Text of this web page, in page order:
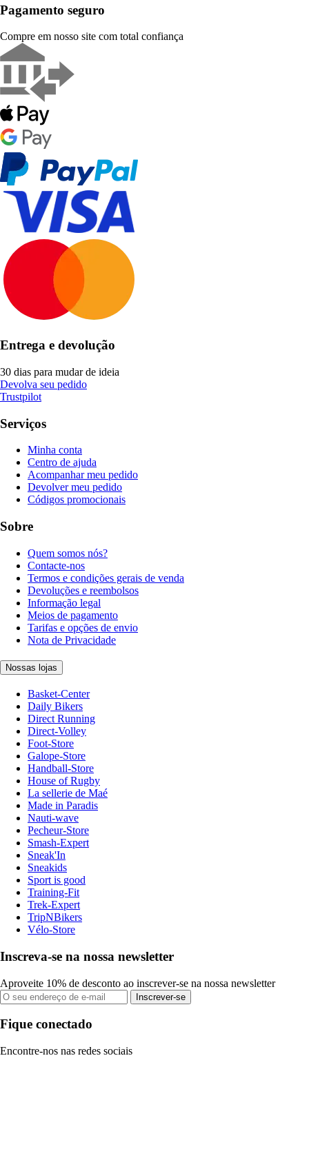
Pagamento seguro
Compre em nosso site com total confiança
Entrega e devolução
30 dias para mudar de ideia
Devolva seu pedido
Trustpilot
Serviços
Minha conta
Centro de ajuda
Acompanhar meu pedido
Devolver meu pedido
Códigos promocionais
Sobre
Quem somos nós?
Contacte-nos
Termos e condições gerais de venda
Devoluções e reembolsos
Informação legal
Meios de pagamento
Tarifas e opções de envio
Nota de Privacidade
Nossas lojas
Basket-Center
Daily Bikers
Direct Running
Direct-Volley
Foot-Store
Galope-Store
Handball-Store
House of Rugby
La sellerie de Maé
Made in Paradis
Nauti-wave
Pecheur-Store
Smash-Expert
Sneak'In
Sneakids
Sport is good
Training-Fit
Trek-Expert
TripNBikers
Vélo-Store
Inscreva-se na nossa newsletter
Aproveite 10% de desconto ao inscrever-se na nossa newsletter
Inscrever-se
Fique conectado
Encontre-nos nas redes sociais